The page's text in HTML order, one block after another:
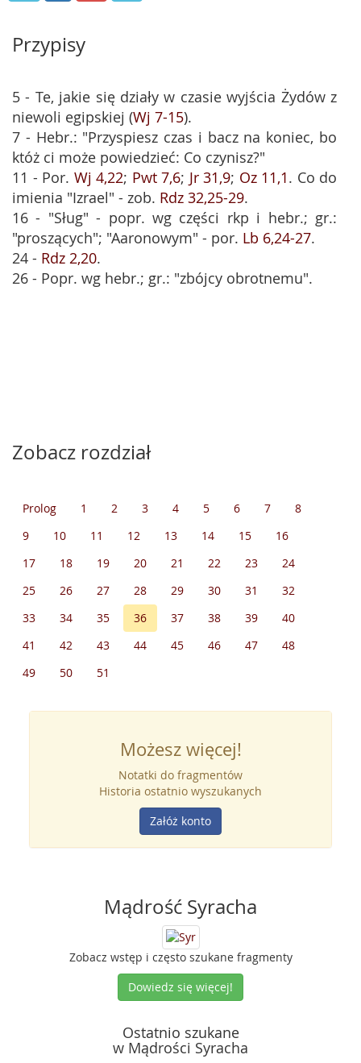
Przypisy
5 - Te, jakie się działy w czasie wyjścia Żydów z
niewoli egipskiej (Wj 7-15).
7 - Hebr.: "Przyspiesz czas i bacz na koniec, bo
któż ci może powiedzieć: Co czynisz?"
11 - Por. Wj 4,22; Pwt 7,6; Jr 31,9; Oz 11,1. Co do
imienia "Izrael" - zob. Rdz 32,25-29.
16 - "Sług" - popr. wg części rkp i hebr.; gr.:
"proszących"; "Aaronowym" - por. Lb 6,24-27.
24 - Rdz 2,20.
26 - Popr. wg hebr.; gr.: "zbójcy obrotnemu".
Zobacz rozdział
Prolog 1 2 3 4 5 6 7
8
9
10 11 12 13 14 15
16
17
18 19 20 21 22 23
24
25
26 27 28 29 30 31
32
33
34 35 36 37 38 39
40
41
42 43 44 45 46 47
48
49
50 51
Możesz więcej!
Notatki do fragmentów
Historia ostatnio wyszukanych
Załóż konto
Mądrość Syracha
Zobacz wstęp i często szukane fragmenty
Dowiedz się więcej!
Ostatnio szukane
w Mądrości Syracha